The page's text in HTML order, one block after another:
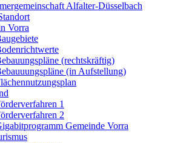
Alfalter-Düsselbach
Vorra
(rechtskräftig)
(in Aufstellung)
1
2
Gemeinde Vorra